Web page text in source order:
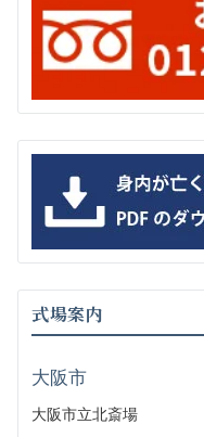
式場案内
大阪市
大阪市立北斎場